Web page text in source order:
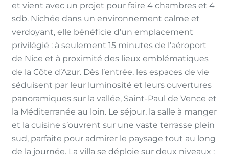
et vient avec un projet pour faire 4 chambres et 4
sdb. Nichée dans un environnement calme et
verdoyant, elle bénéficie d’un emplacement
privilégié : à seulement 15 minutes de l’aéroport
de Nice et à proximité des lieux emblématiques
de la Côte d’Azur. Dès l’entrée, les espaces de vie
séduisent par leur luminosité et leurs ouvertures
panoramiques sur la vallée, Saint-Paul de Vence et
la Méditerranée au loin. Le séjour, la salle à manger
et la cuisine s’ouvrent sur une vaste terrasse plein
sud, parfaite pour admirer le paysage tout au long
de la journée. La villa se déploie sur deux niveaux :